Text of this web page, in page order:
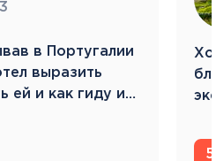
в Португалии
выразить
ей и как гиду и…
5